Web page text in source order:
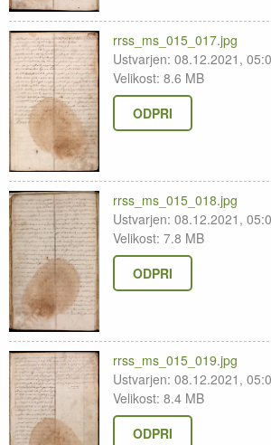
rrss_ms_015_017.jpg
Ustvarjen: 08.12.2021,
Velikost: 8.6 MB
ODPRI
rrss_ms_015_018.jpg
Ustvarjen: 08.12.2021,
Velikost: 7.8 MB
ODPRI
rrss_ms_015_019.jpg
Ustvarjen: 08.12.2021,
Velikost: 8.4 MB
ODPRI